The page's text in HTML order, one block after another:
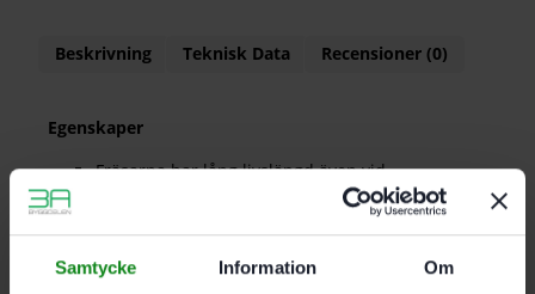
Samtycke Information Om
Beskrivning Teknisk Data Recensioner (0)
Egenskaper
Fräsarna har lång livslängd även vid
nedsänkning tack vare pålödda bottenskär i